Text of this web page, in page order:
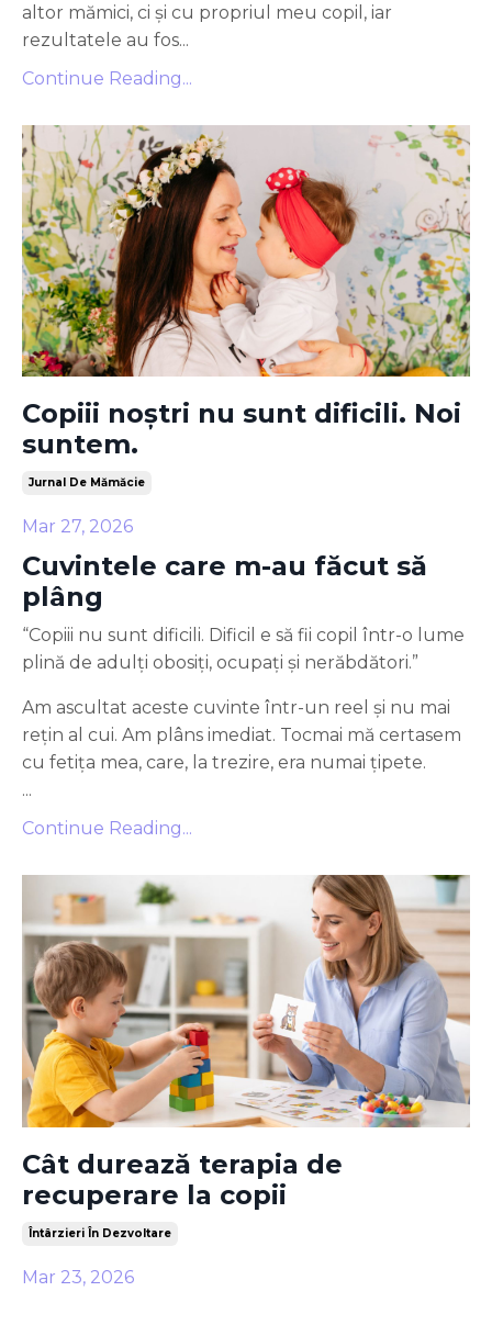
altor mămici, ci și cu propriul meu copil, iar
rezultatele au fos...
Continue Reading...
Copiii noștri nu sunt dificili. Noi
suntem.
Jurnal De Mămăcie
Mar 27, 2026
Cuvintele care m-au făcut să
plâng
“Copiii nu sunt dificili. Dificil e să fii copil într-o lume
plină de adulți obosiți, ocupați și nerăbdători.”
Am ascultat aceste cuvinte într-un reel și nu mai
rețin al cui. Am plâns imediat. Tocmai mă certasem
cu fetița mea, care, la trezire, era numai țipete.
...
Continue Reading...
Cât durează terapia de
recuperare la copii
Întârzieri În Dezvoltare
Mar 23, 2026